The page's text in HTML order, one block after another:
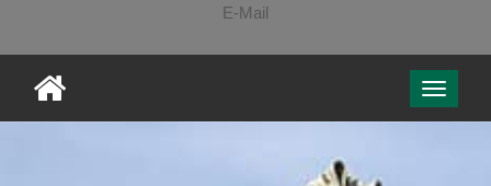
E-Mail
Toggle